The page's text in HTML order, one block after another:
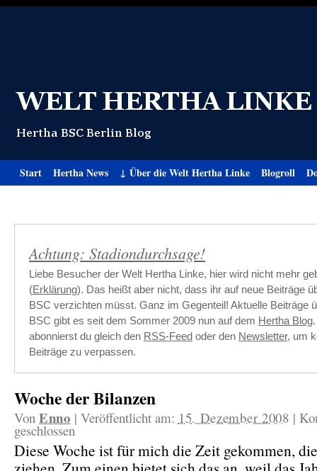
Start Hertha News ↓ Über die Welt Hertha Linke Blogroll
Achtung: Stadiondurchsage!
Liebe Besucher der Welt Hertha Linke, hier wird nicht mehr
(Erklärung). Das heißt aber nicht, dass ihr auf neue Beiträge
BSC verzichten müsst. Ganz im Gegenteil! Aktuelle Beiträge
BSC gibt es seit dem Sommer 2009 nun auf dem Hertha Blog
abonnierst du gleich den RSS-Feed oder den Newsletter, um
Beiträge zu verpassen.
Woche der Bilanzen
Von Enno | Veröffentlicht am: 15. Dezember 2008 |
geschlossen
Diese Woche ist für mich die Zeit gekommen,